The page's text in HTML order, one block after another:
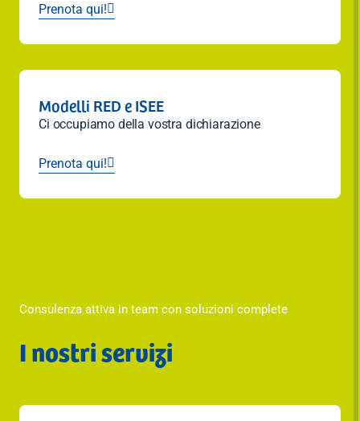
Prenota qui!
Modelli RED e ISEE
Ci occupiamo della vostra dichiarazione
Prenota qui!
Consulenza attiva in team con soluzioni complete
I nostri servizi